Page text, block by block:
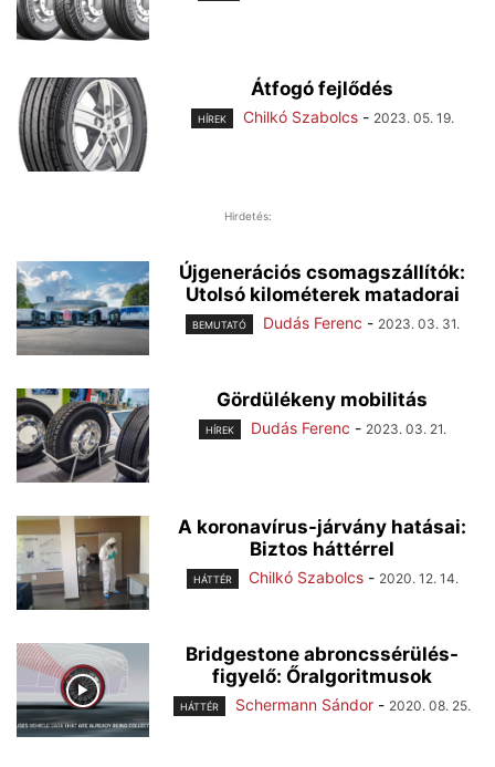
Átfogó fejlődés
HÍREK Chilkó Szabolcs - 2023. 05. 19.
Hirdetés:
Újgenerációs csomagszállítók:
Utolsó kilométerek matadorai
BEMUTATÓ Dudás Ferenc - 2023. 03. 31.
Gördülékeny mobilitás
HÍREK Dudás Ferenc - 2023. 03. 21.
A koronavírus-járvány hatásai:
Biztos háttérrel
HÁTTÉR Chilkó Szabolcs - 2020. 12. 14.
Bridgestone abroncssérülés-
figyelő: Őralgoritmusok
HÁTTÉR Schermann Sándor - 2020. 08. 25.